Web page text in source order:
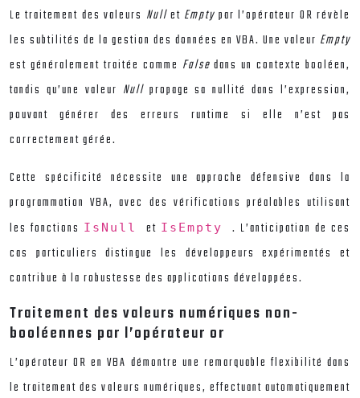
Le traitement des valeurs Nullet Empty par l’opérateur OR révèle
les subtilités de la gestion des données en VBA. Une valeur Empty
est généralement traitée comme Falsedans un contexte booléen,
tandis qu’une valeur Null propage sa nullité dans l’expression,
pouvant générer des erreurs runtime si elle n’est pas
correctement gérée.
Cette spécificité nécessite une approche défensive dans la
programmation VBA, avec des vérifications préalables utilisant
les fonctions IsNull et IsEmpty . L’anticipation de ces
cas particuliers distingue les développeurs expérimentés et
contribue à la robustesse des applications développées.
Traitement des valeurs numériques non-
booléennes par l’opérateur or
L’opérateur OR en VBA démontre une remarquable flexibilité dans
le traitement des valeurs numériques, effectuant automatiquement